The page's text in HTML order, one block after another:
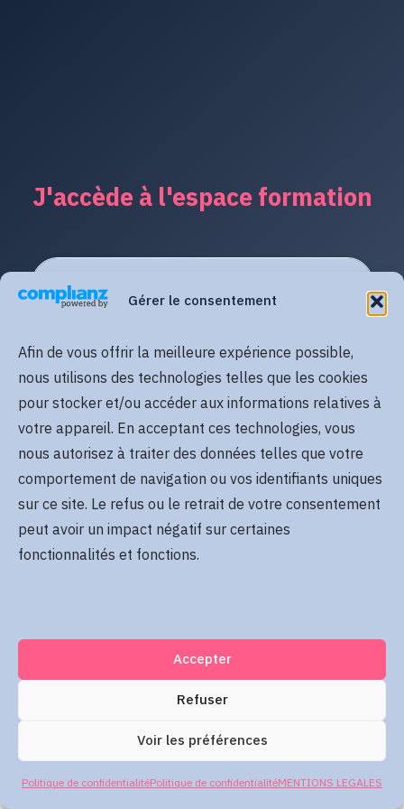
Gérer le consentement
Afin de vous offrir la meilleure expérience possible,
nous utilisons des technologies telles que les cookies
pour stocker et/ou accéder aux informations relatives à
votre appareil. En acceptant ces technologies, vous
nous autorisez à traiter des données telles que votre
comportement de navigation ou vos identifiants uniques
sur ce site. Le refus ou le retrait de votre consentement
peut avoir un impact négatif sur certaines
fonctionnalités et fonctions.
Accepter
Refuser
Voir les préférences
Politique de confidentialitéPolitique de confidentialitéMENTIONS LEGALES
J'accède à l'espace formation
Se rappeler de moi
Mot de passe oublié
Me connecter